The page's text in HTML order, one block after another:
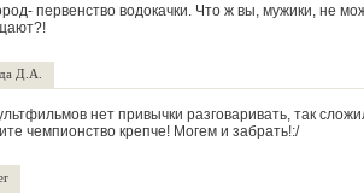
первенство водокачки. Что ж вы, мужики, не
Д.А.
нет привычки разговаривать, так
чемпионство крепче! Могем и забрать!:/